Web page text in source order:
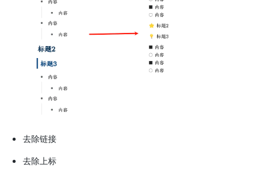
去除链接
去除上标